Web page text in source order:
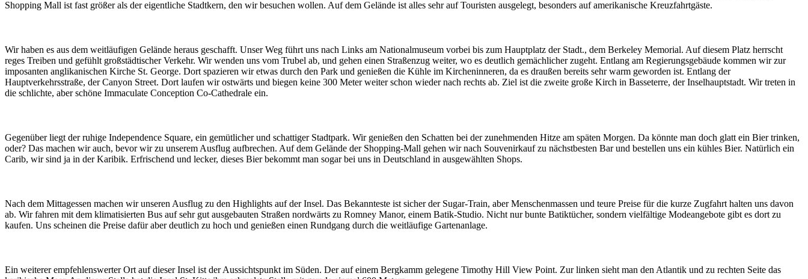
Shopping Mall ist fast größer als der eigentliche Stadtkern, den wir besuchen wollen. Auf dem Gelände ist alles sehr auf Touristen ausgelegt, besonders auf amerikanische Kreuzfahrtgäste.
Wir haben es aus dem weitläufigen Gelände heraus geschafft. Unser Weg führt uns nach Links am Nationalmuseum vorbei bis zum Hauptplatz der Stadt., dem Berkeley Memorial. Auf diesem Platz herrscht
reges Treiben und gefühlt großstädtischer Verkehr. Wir wenden uns vom Trubel ab, und gehen einen Straßenzug weiter, wo es deutlich gemächlicher zugeht. Entlang am Regierungsgebäude kommen wir zur
imposanten anglikanischen Kirche St. George. Dort spazieren wir etwas durch den Park und genießen die Kühle im Kircheninneren, da es draußen bereits sehr warm geworden ist. Entlang der
Hauptverkehrsstraße, der Canyon Street. Dort laufen wir ostwärts und biegen keine 300 Meter weiter schon wieder nach rechts ab. Ziel ist die zweite große Kirch in Basseterre, der Inselhauptstadt. Wir treten in
die schlichte, aber schöne Immaculate Conception Co-Cathedrale ein.
Gegenüber liegt der ruhige Independence Square, ein gemütlicher und schattiger Stadtpark. Wir genießen den Schatten bei der zunehmenden Hitze am späten Morgen. Da könnte man doch glatt ein Bier trinken,
oder? Das machen wir auch, bevor wir zu unserem Ausflug aufbrechen. Auf dem Gelände der Shopping-Mall gehen wir nach Souvenirkauf zu nächstbesten Bar und bestellen uns ein kühles Bier. Natürlich ein
Carib, wir sind ja in der Karibik. Erfrischend und lecker, dieses Bier bekommt man sogar bei uns in Deutschland in ausgewählten Shops.
Nach dem Mittagessen machen wir unseren Ausflug zu den Highlights auf der Insel. Das Bekannteste ist sicher der Sugar-Train, aber Menschenmassen und teure Preise für die kurze Zugfahrt halten uns davon
ab. Wir fahren mit dem klimatisierten Bus auf sehr gut ausgebauten Straßen nordwärts zu Romney Manor, einem Batik-Studio. Nicht nur bunte Batiktücher, sondern vielfältige Modeangebote gibt es dort zu
kaufen. Uns scheinen die Preise dafür aber deutlich zu hoch und genießen einen Rundgang durch die weitläufige Gartenanlage.
Ein weiterer empfehlenswerter Ort auf dieser Insel ist der Aussichtspunkt im Süden. Der auf einem Bergkamm gelegene Timothy Hill View Point. Zur linken sieht man den Atlantik und zu rechten Seite das